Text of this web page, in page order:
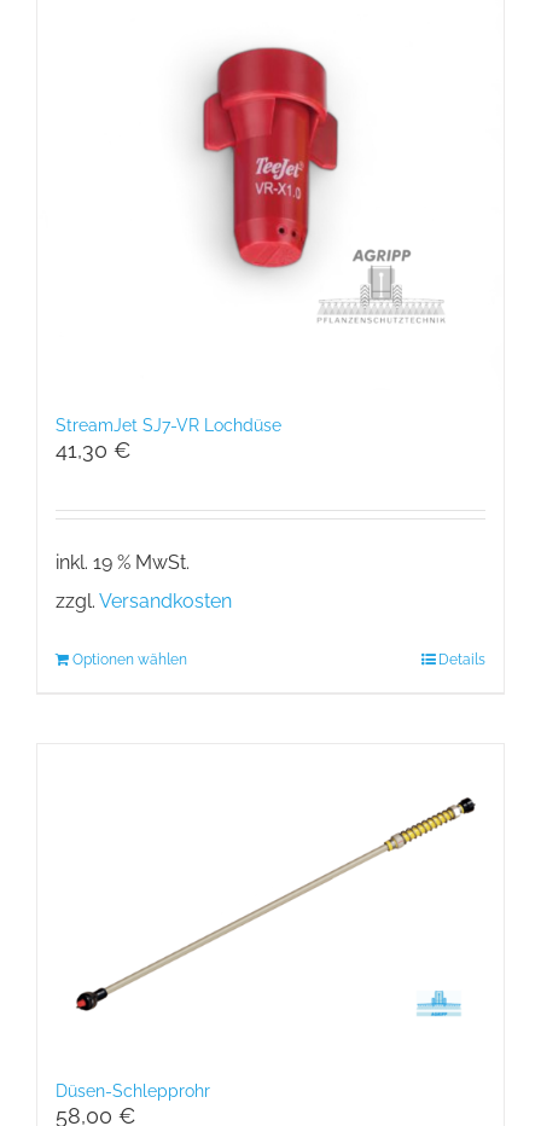
StreamJet SJ7-VR Lochdüse
41,30 €
inkl. 19 % MwSt.
zzgl. Versandkosten
Optionen wählen Details
Düsen-Schlepprohr
58,00 €